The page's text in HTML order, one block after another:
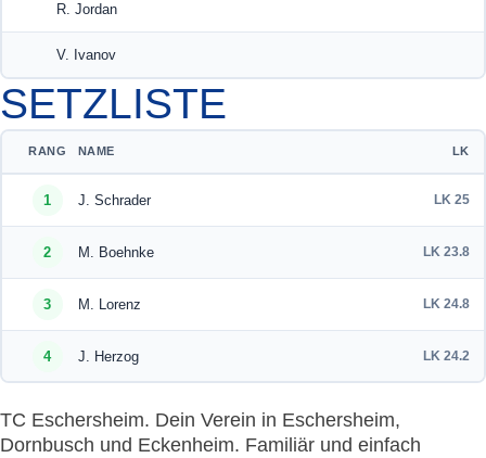
R. Jordan
V. Ivanov
SETZLISTE
RANG NAME LK
1 J. Schrader LK 25
2 M. Boehnke LK 23.8
3 M. Lorenz LK 24.8
4 J. Herzog LK 24.2
TC Eschersheim. Dein Verein in Eschersheim,
Dornbusch und Eckenheim. Familiär und einfach